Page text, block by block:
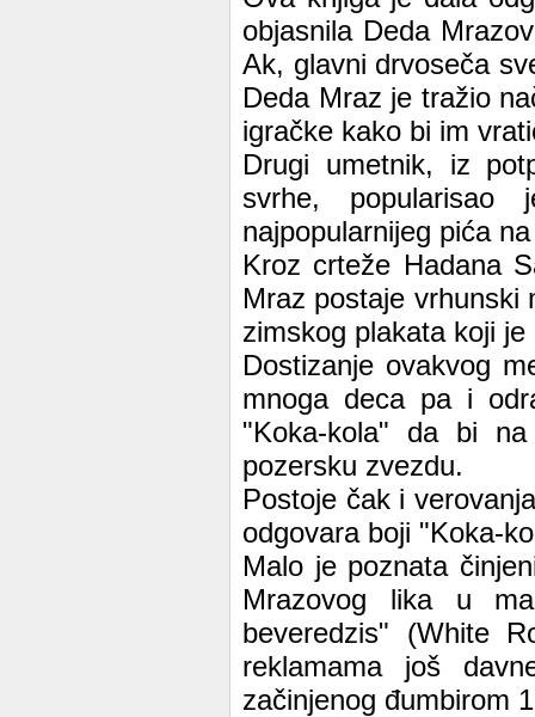
objasnila Deda
Ak, glavni drvoseča
Deda Mraz je tražio
igračke kako bi im
Drugi umetnik, iz
svrhe,
najpopularnijeg pića
Kroz crteže Hadana
Mraz postaje vrhunski
zimskog plakata koji
Dostizanje ovakvog
mnoga deca pa i
"Koka-kola" da bi
pozersku zvezdu.
Postoje čak i
odgovara boji "Koka-
Malo je poznata
Mrazovog lika u
beveredzis" (White
reklamama još
začinjenog đumbirom